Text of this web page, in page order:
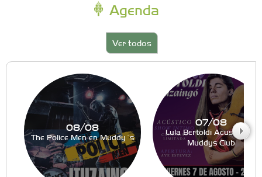
Agenda
Ver todos
08/08
The Police Men en Muddy´s
07/08
Lula Bertoldi Acustico en
Muddys Club